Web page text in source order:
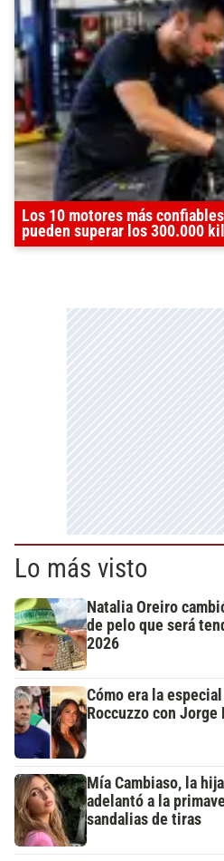
Los 10 motores más
pueden superar los 300.000
Lo más visto
Natalia Oreiro
de pelo que será
2026
Cómo era la
Roccuzzo con
Mía Cambiaso, la
adelantó a la
sandalias de tiras